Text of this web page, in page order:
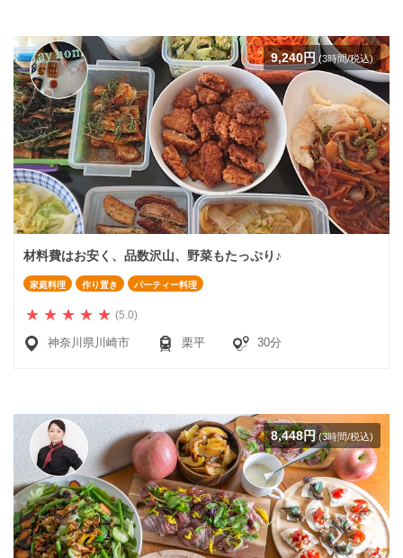
9,240円(3時間/税込)
材料費はお安く、品数沢山、野菜もたっぷり♪
家庭料理 作り置き パーティー料理
(5.0)
神奈川県川崎市 栗平 30分
8,448円(3時間/税込)